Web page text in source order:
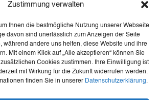
Zustimmung verwalten
Ihnen die bestmögliche Nutzung unserer Webseite
davon sind unerlässlich zum Anzeigen der Seite
während andere uns helfen, diese Website und ihre
Mit einem Klick auf „Alle akzeptieren“ können Sie
Cookies zustimmen. Ihre Einwilligung ist
mit Wirkung für die Zukunft widerrufen werden.
finden Sie in unserer Datenschutzerklärung.